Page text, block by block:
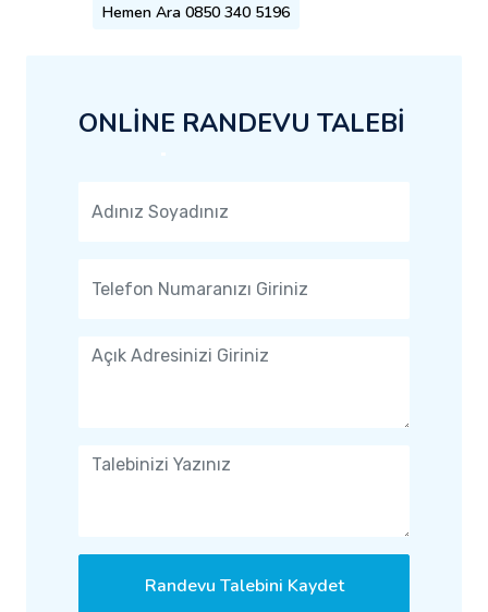
Hemen Ara 0850 340 5196
ONLİNE RANDEVU TALEBİ
Randevu Talebini Kaydet